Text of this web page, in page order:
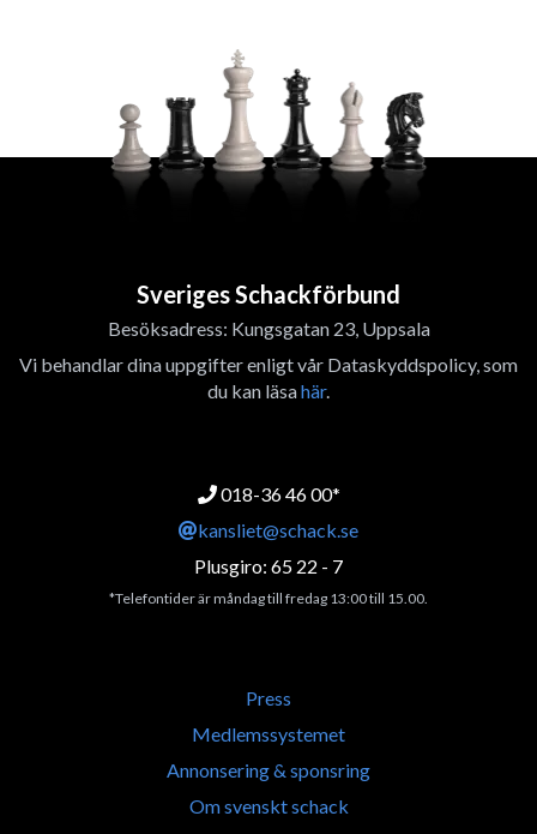
Sveriges Schackförbund
Besöksadress: Kungsgatan 23, Uppsala
Vi behandlar dina uppgifter enligt vår Dataskyddspolicy, som
du kan läsahär.
018-36 46 00*
kansliet@schack.se
Plusgiro: 65 22 - 7
*Telefontider är måndag till fredag 13:00 till 15.00.
Press
Medlemssystemet
Annonsering & sponsring
Om svenskt schack